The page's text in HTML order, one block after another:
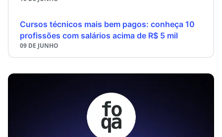
Cursos técnicos mais bem pagos: conheça 10
profissões com salários acima de R$ 5 mil
09 DE JUNHO